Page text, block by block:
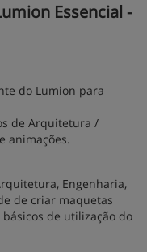
Essencial -
do Lumion para
de Arquitetura /
animações.
Engenharia,
de criar maquetas
de utilização do